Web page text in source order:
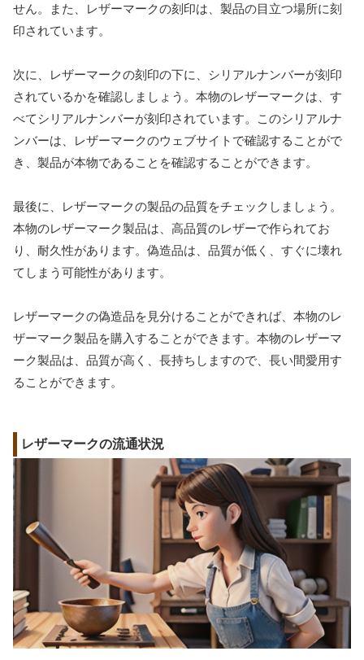
せん。また、レザーマークの刻印は、製品の目立つ場所に刻
印されています。
次に、レザーマークの刻印の下に、シリアルナンバーが刻印
されているかを確認しましょう。本物のレザーマークは、す
べてシリアルナンバーが刻印されています。このシリアルナ
ンバーは、レザーマークのウェブサイトで確認することがで
き、製品が本物であることを確認することができます。
最後に、レザーマークの製品の品質をチェックしましょう。
本物のレザーマーク製品は、高品質のレザーで作られてお
り、耐久性があります。偽造品は、品質が低く、すぐに壊れ
てしまう可能性があります。
レザーマークの偽造品を見分けることができれば、本物のレ
ザーマーク製品を購入することができます。本物のレザーマ
ーク製品は、品質が高く、長持ちしますので、長い間愛用す
ることができます。
レザーマークの流通状況